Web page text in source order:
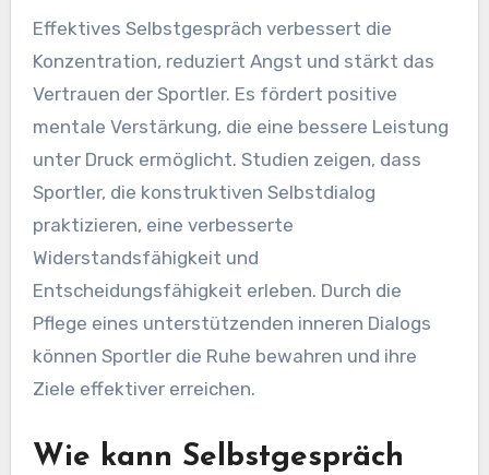
Effektives Selbstgespräch verbessert die
Konzentration, reduziert Angst und stärkt das
Vertrauen der Sportler. Es fördert positive
mentale Verstärkung, die eine bessere Leistung
unter Druck ermöglicht. Studien zeigen, dass
Sportler, die konstruktiven Selbstdialog
praktizieren, eine verbesserte
Widerstandsfähigkeit und
Entscheidungsfähigkeit erleben. Durch die
Pflege eines unterstützenden inneren Dialogs
können Sportler die Ruhe bewahren und ihre
Ziele effektiver erreichen.
Wie kann Selbstgespräch